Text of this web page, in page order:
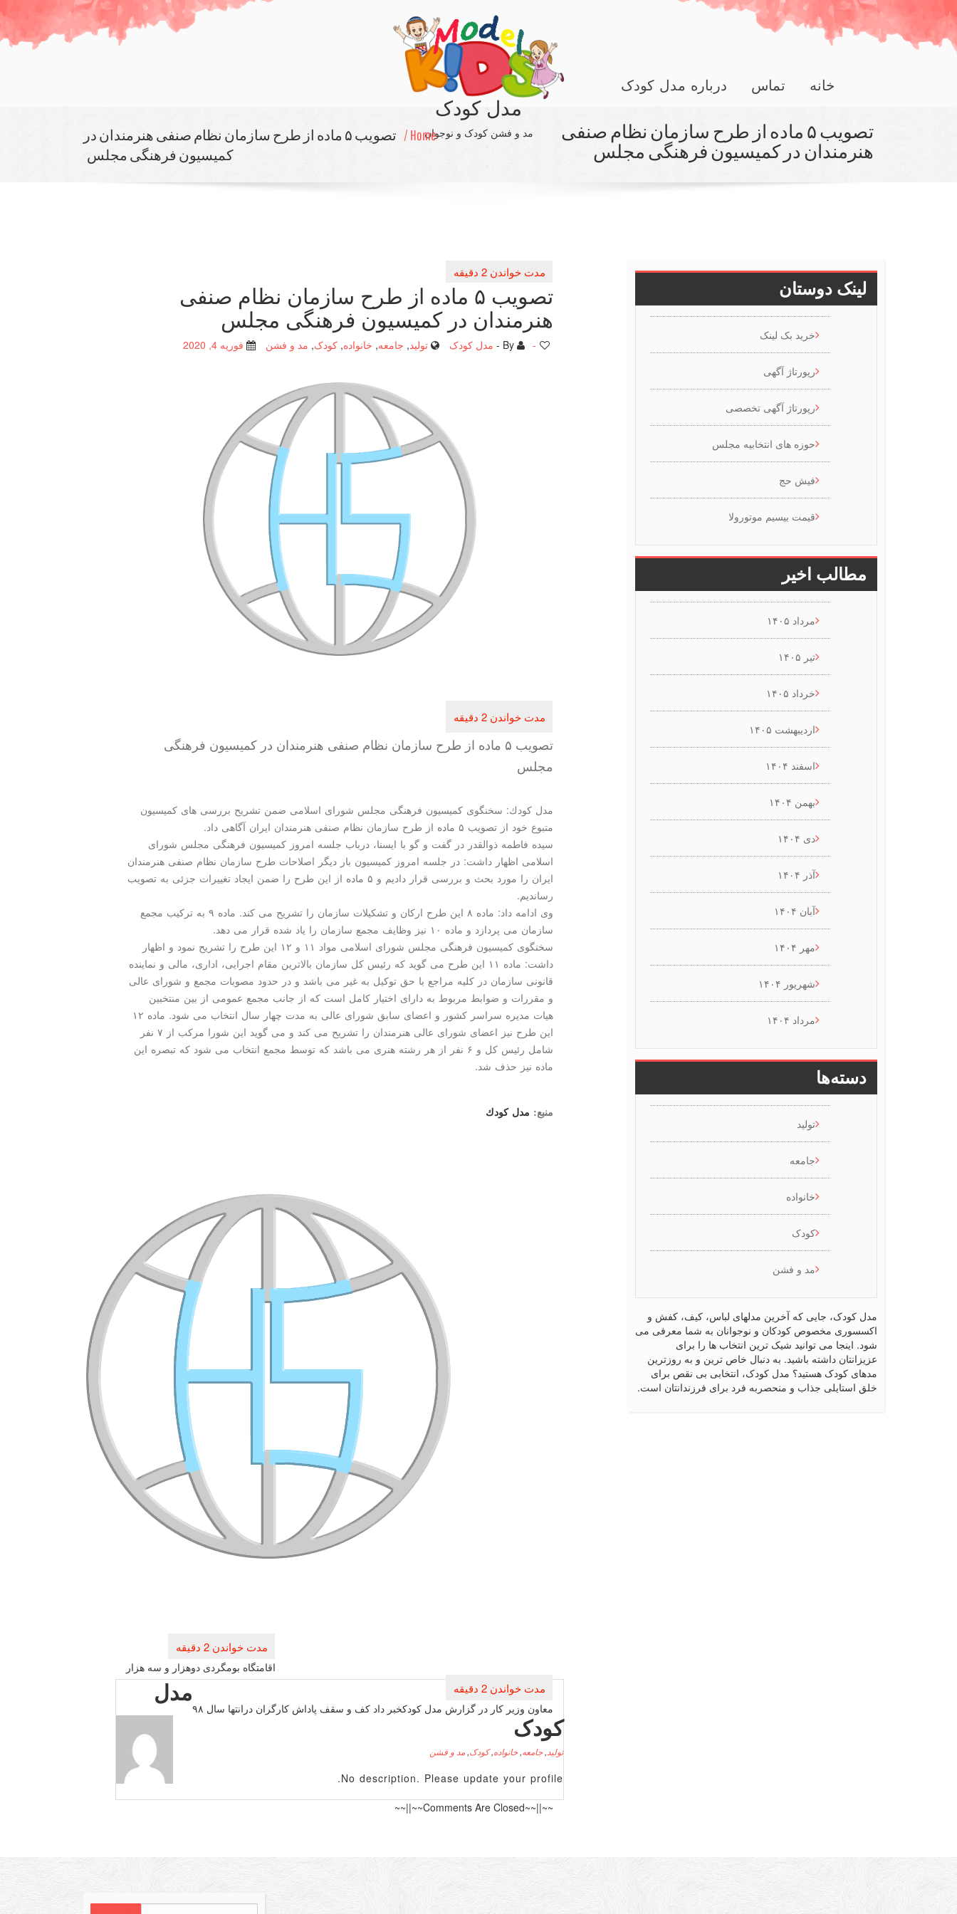
مدل کودک
مد و فشن کودک و نوجوان
خانه تماس درباره مدل کودک
Home /
تصویب ۵ ماده از طرح سازمان نظام صنفی هنرمندان در
كمیسیون فرهنگی مجلس
تصویب ۵ ماده از طرح سازمان نظام صنفی
هنرمندان در كمیسیون فرهنگی مجلس
تصویب ۵ ماده از طرح سازمان نظام صنفی
هنرمندان در كمیسیون فرهنگی مجلس
مدل کودک تولید, جامعه, خانواده, کودک, مد و فشن فوریه 4, 2020 -
تصویب ۵ ماده از طرح سازمان نظام صنفی هنرمندان در كمیسیون فرهنگی
مجلس
مدل كودك: سخنگوی كمیسیون فرهنگی مجلس شورای اسلامی ضمن تشریح بررسی های كمیسیون
متبوع خود از تصویب ۵ ماده از طرح سازمان نظام صنفی هنرمندان ایران آگاهی داد.
سیده فاطمه ذوالقدر در گفت و گو با ایسنا، درباب جلسه امروز كمیسیون فرهنگی مجلس شورای
اسلامی اظهار داشت: در جلسه امروز كمیسیون بار دیگر اصلاحات طرح سازمان نظام صنفی هنرمندان
ایران را مورد بحث و بررسی قرار دادیم و ۵ ماده از این طرح را ضمن ایجاد تغییرات جزئی به تصویب
رساندیم.
وی ادامه داد: ماده ۸ این طرح اركان و تشكیلات سازمان را تشریح می كند. ماده ۹ به تركیب مجمع
سازمان می پردازد و ماده ۱۰ نیز وظایف مجمع سازمان را یاد شده قرار می دهد.
سخنگوی كمیسیون فرهنگی مجلس شورای اسلامی مواد ۱۱ و ۱۲ این طرح را تشریح نمود و اظهار
داشت: ماده ۱۱ این طرح می گوید كه رئیس كل سازمان بالاترین مقام اجرایی، اداری، مالی و نماینده
قانونی سازمان در كلیه مراجع با حق توكیل به غیر می باشد و در حدود مصوبات مجمع و شورای عالی
و مقررات و ضوابط مربوط به دارای اختیار كامل است كه از جانب مجمع عمومی از بین منتخبین
هیات مدیره سراسر كشور و اعضای سابق شورای عالی به مدت چهار سال انتخاب می شود. ماده ۱۲
این طرح نیز اعضای شورای عالی هنرمندان را تشریح می كند و می گوید این شورا مركب از ۷ نفر
شامل رئیس كل و ۶ نفر از هر رشته هنری می باشد كه توسط مجمع انتخاب می شود كه تبصره این
ماده نیز حذف شد.
منبع: مدل كودك
اقامتگاه بومگردی دوهزار و سه هزار
معاون وزیر كار در گزارش مدل كودكخبر داد كف و سقف پاداش كارگران درانتها سال ۹۸
مدل
کودک
تولید ,جامعه,خانواده,کودک, مد و فشن
No description. Please update your profile.
~~||~~Comments Are Closed~~||~~
لینک دوستان
خرید بک لینک
رپورتاژ آگهی
رپورتاژ آگهی تخصصی
حوزه های انتخابیه مجلس
فیش حج
قیمت بیسیم موتورولا
مطالب اخیر
مرداد ۱۴۰۵
تیر ۱۴۰۵
خرداد ۱۴۰۵
اردیبهشت ۱۴۰۵
اسفند ۱۴۰۴
بهمن ۱۴۰۴
دی ۱۴۰۴
آذر ۱۴۰۴
آبان ۱۴۰۴
مهر ۱۴۰۴
شهریور ۱۴۰۴
مرداد ۱۴۰۴
دسته‌ها
تولید
جامعه
خانواده
کودک
مد و فشن
مدل کودک، جایی که آخرین مدلهای لباس، کیف، کفش و
اکسسوری مخصوص کودکان و نوجوانان به شما معرفی می
شود. اینجا می توانید شیک ترین انتخاب ها را برای
عزیزانتان داشته باشید. به دنبال خاص ترین و به روزترین
مدهای کودک هستید؟ مدل کودک، انتخابی بی نقص برای
خلق استایلی جذاب و منحصربه فرد برای فرزندانتان است.